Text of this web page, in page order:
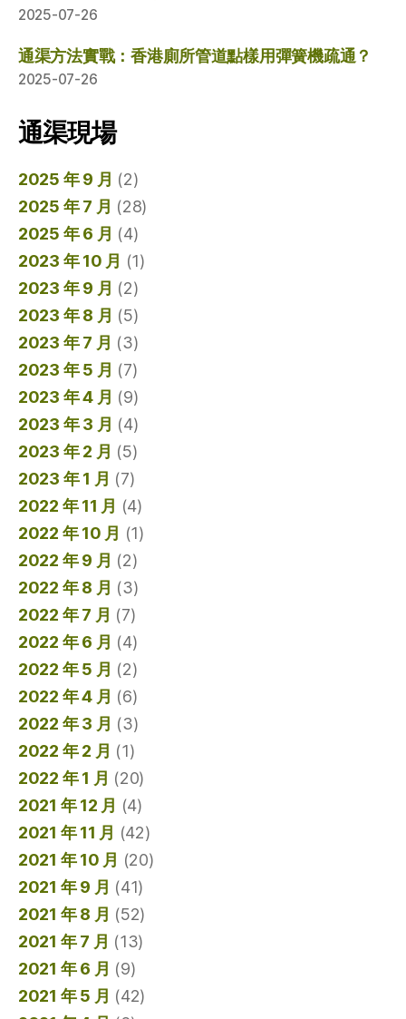
2025-07-26
通渠方法實戰：香港廁所管道點樣用彈簧機疏通？
2025-07-26
通渠現場
2025 年 9 月 (2)
2025 年 7 月 (28)
2025 年 6 月 (4)
2023 年 10 月 (1)
2023 年 9 月 (2)
2023 年 8 月 (5)
2023 年 7 月 (3)
2023 年 5 月 (7)
2023 年 4 月 (9)
2023 年 3 月 (4)
2023 年 2 月 (5)
2023 年 1 月 (7)
2022 年 11 月 (4)
2022 年 10 月 (1)
2022 年 9 月 (2)
2022 年 8 月 (3)
2022 年 7 月 (7)
2022 年 6 月 (4)
2022 年 5 月 (2)
2022 年 4 月 (6)
2022 年 3 月 (3)
2022 年 2 月 (1)
2022 年 1 月 (20)
2021 年 12 月 (4)
2021 年 11 月 (42)
2021 年 10 月 (20)
2021 年 9 月 (41)
2021 年 8 月 (52)
2021 年 7 月 (13)
2021 年 6 月 (9)
2021 年 5 月 (42)